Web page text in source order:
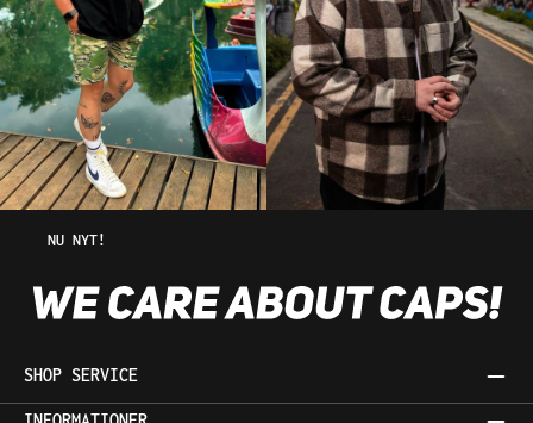
NU NYT!
SHOP SERVICE